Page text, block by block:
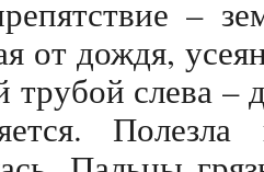
–
от дождя,
трубой слева –